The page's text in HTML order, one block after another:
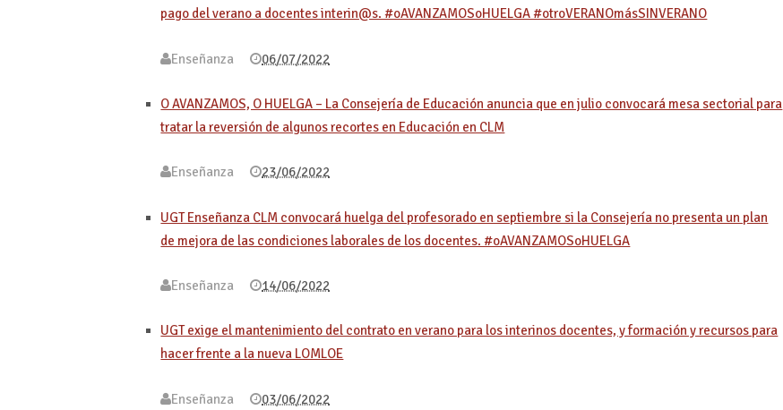
pago del verano a docentes interin@s. #oAVANZAMOSoHUELGA #otroVERANOmásSINVERANO
Enseñanza 06/07/2022
O AVANZAMOS, O HUELGA – La Consejería de Educación anuncia que en julio convocará mesa sectorial para
tratar la reversión de algunos recortes en Educación en CLM
Enseñanza 23/06/2022
UGT Enseñanza CLM convocará huelga del profesorado en septiembre si la Consejería no presenta un plan
de mejora de las condiciones laborales de los docentes. #oAVANZAMOSoHUELGA
Enseñanza 14/06/2022
UGT exige el mantenimiento del contrato en verano para los interinos docentes, y formación y recursos para
hacer frente a la nueva LOMLOE
Enseñanza 03/06/2022